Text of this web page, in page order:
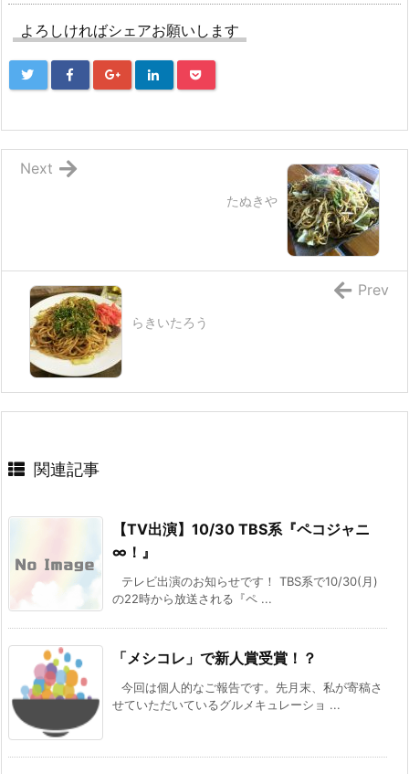
よろしければシェアお願いします
たぬきや
Next
らきいたろう
Prev
関連記事
【TV出演】10/30 TBS系『ペコジャニ
∞！』
テレビ出演のお知らせです！ TBS系で10/30(月)
の22時から放送される『ペ ...
「メシコレ」で新人賞受賞！？
今回は個人的なご報告です。先月末、私が寄稿さ
せていただいているグルメキュレーショ ...